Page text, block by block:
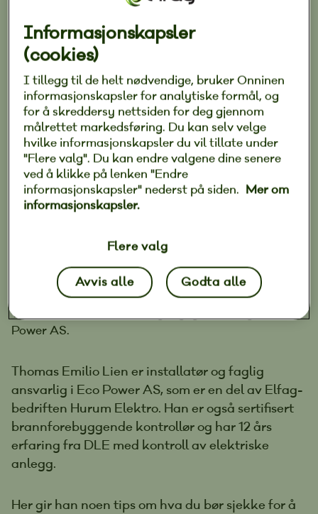
Thomas Lien, installatør og faglig ansvarlig i Eco
Power AS.
Thomas Emilio Lien er installatør og faglig
ansvarlig i Eco Power AS, som er en del av Elfag-
bedriften Hurum Elektro. Han er også sertifisert
brannforebyggende kontrollør og har 12 års
erfaring fra DLE med kontroll av elektriske
anlegg.
Her gir han noen tips om hva du bør sjekke for å
Informasjonskapsler
(cookies)
I tillegg til de helt nødvendige, bruker Onninen
informasjonskapsler for analytiske formål, og
for å skreddersy nettsiden for deg gjennom
målrettet markedsføring. Du kan selv velge
hvilke informasjonskapsler du vil tillate under
"Flere valg". Du kan endre valgene dine senere
ved å klikke på lenken "Endre
informasjonskapsler" nederst på siden. Mer om
informasjonskapsler.
Flere valg
Avvis alle Godta alle